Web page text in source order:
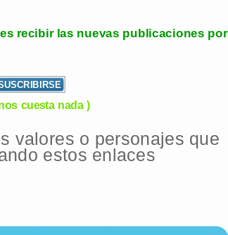
recibir las nuevas publicaciones por
cuesta nada )
valores o personajes que
estos enlaces